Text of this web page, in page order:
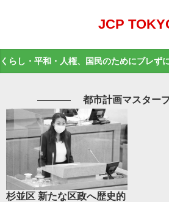
JCP
くらし・平和・人権、国民のためにブレず
都市計画マスター
杉並区 新たな区政へ歴史的